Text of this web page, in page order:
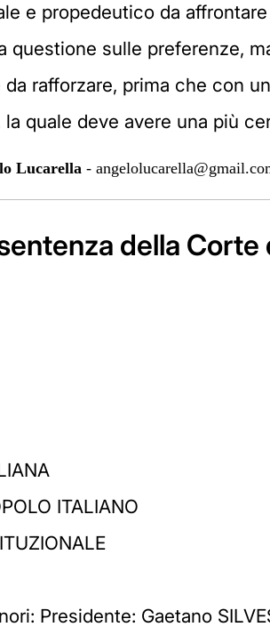
e propedeutico da
questione sulle preferenze,
rafforzare, prima che con
la quale deve avere una più
Lucarella -
della
ITALIANO
Presidente: Gaetano